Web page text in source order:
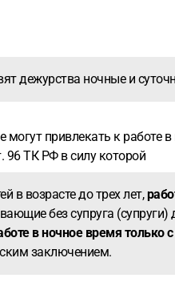
дежурства ночные и
могут привлекать к работе
96 ТК РФ в силу которой
возрасте до трех лет,
без супруга (супруги)
в ночное время только
заключением.